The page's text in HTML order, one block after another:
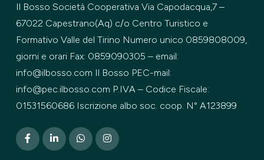
Il Bosso Società Cooperativa Via Capodacqua,7 –
67022 Capestrano(Aq) c/o Centro Turistico e
Formativo Valle del Tirino Numero unico 0859808009,
giorni e orari Fax: 0859090305 – email:
info@ilbosso.com Il Bosso PEC-mail:
info@pec.ilbosso.com P.IVA – Codice Fiscale:
01531560686 Iscrizione albo soc. coop. N° A123899